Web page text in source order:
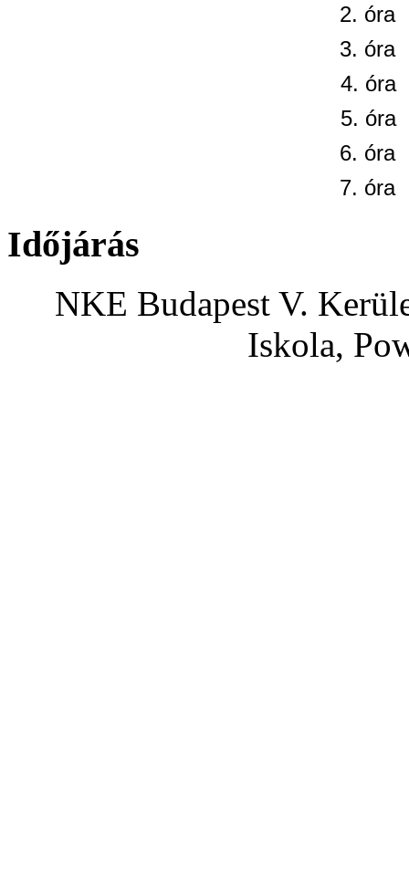
2. óra
3. óra
4. óra
5.
6. óra
7. óra
Időjárás
NKE Budapest V.
Iskola,